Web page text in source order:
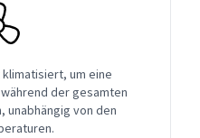
um eine
der gesamten
unabhängig von den